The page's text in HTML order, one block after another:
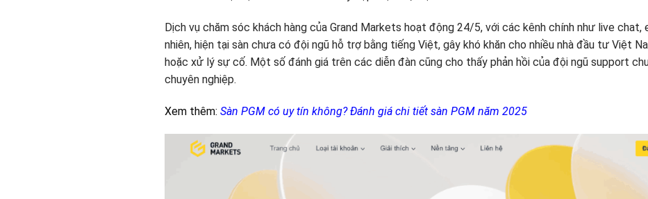
Dịch vụ chăm sóc khách hàng của Grand Markets hoạt động 24/5, với các kênh chính như live chat,
nhiên, hiện tại sàn chưa có đội ngũ hỗ trợ bằng tiếng Việt, gây khó khăn cho nhiều nhà đầu tư Việt
hoặc xử lý sự cố. Một số đánh giá trên các diễn đàn cũng cho thấy phản hồi của đội ngũ support
chuyên nghiệp.
Xem thêm: Sàn PGM có uy tín không? Đánh giá chi tiết sàn PGM năm 2025